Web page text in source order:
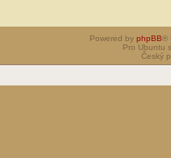
Powered by phpBB®
Pro Ubuntu
Český